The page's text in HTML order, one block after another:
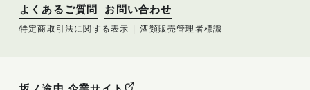
よくあるご質問 お問い合わせ
特定商取引法に関する表示 酒類販売管理者標識